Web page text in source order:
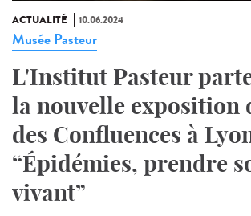
ACTUALITÉ 10.06.2024
Musée Pasteur
L'Institut Pasteur
la nouvelle exposition
des Confluences à
“Épidémies, prendre
vivant”